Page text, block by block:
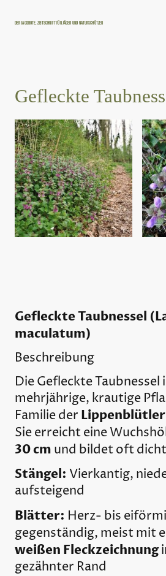
Der Jagdbote, Zeitschrift für Jäger und Naturschützer
Gefleckte
Gefleckte Taubnessel
maculatum)
Beschreibung
Die Gefleckte Taubnessel
mehrjährige, krautige
Familie der
Sie erreicht eine
30 cm und bildet oft
Stängel: Vierkantig,
aufsteigend
Blätter: Herz- bis
gegenständig, meist mit
weißen Fleckzeichnung
gezähnter Rand